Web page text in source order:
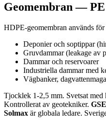
Geomembran —
HDPE-geomembran används
Deponier och soptippar
Gruvdammar (leakage av
Dammar och reservoarer
Industriella dammar med
Vägbanker,
Tjocklek 1-2,5 mm. Svetsat
Kontrollerat av geotekniker.
Solmax är globala ledare.